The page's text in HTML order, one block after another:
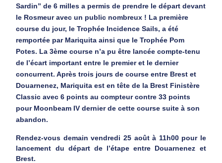
Sardin” de 6 milles a permis de prendre le départ devant
le Rosmeur avec un public nombreux ! La première
course du jour, le Trophée Incidence Sails, a été
remportée par Mariquita ainsi que le Trophée Pom
Potes. La 3ème course n’a pu être lancée compte-tenu
de l’écart important entre le premier et le dernier
concurrent. Après trois jours de course entre Brest et
Douarnenez, Mariquita est en tête de la Brest Finistère
Classic avec 6 points au compteur contre 33 points
pour Moonbeam IV dernier de cette course suite à son
abandon.
Rendez-vous demain vendredi 25 août à 11h00 pour le
lancement du départ de l’étape entre Douarnenez et
Brest.